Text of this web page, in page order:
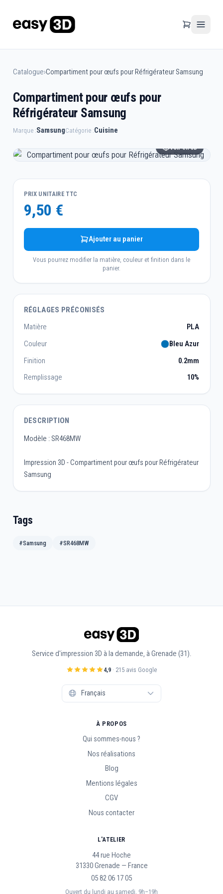
Catalogue›Compartiment pour œufs pour Réfrigérateur Samsung
Compartiment pour œufs pour
Réfrigérateur Samsung
Marque :SamsungCatégorie :Cuisine
Voir en 3D
PRIX UNITAIRE TTC
9,50 €
Ajouter au panier
Vous pourrez modifier la matière, couleur et finition dans le
panier.
RÉGLAGES PRÉCONISÉS
Matière
PLA
Couleur
Bleu Azur
Finition
0.2mm
Remplissage
10%
DESCRIPTION
Modèle : SR468MW
Impression 3D - Compartiment pour œufs pour Réfrigérateur
Samsung
Tags
#Samsung #SR468MW
Service d'impression 3D à la demande, à Grenade (31).
4,9· 215 avis Google
À PROPOS
Qui sommes-nous ?
Nos réalisations
Blog
Mentions légales
CGV
Nous contacter
L'ATELIER
44 rue Hoche
31330 Grenade — France
05 82 06 17 05
Ouvert du lundi au samedi, 9h–19h